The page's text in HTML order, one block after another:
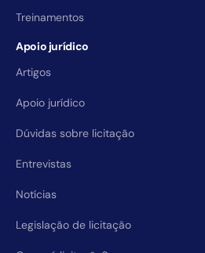
Treinamentos
Apoio jurídico
Artigos
Apoio jurídico
Dúvidas sobre licitação
Entrevistas
Notícias
Legislação de licitação